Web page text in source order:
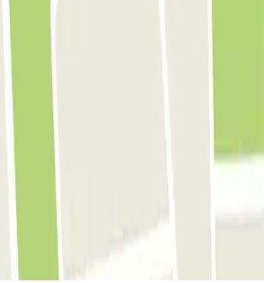
e di utilizzo
riservati